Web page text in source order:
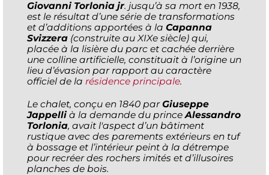
Giovanni Torlonia jr. jusqu’à sa mort en 1938,
est le résultat d’une série de transformations
et d’additions apportées à la Capanna
Svizzera (construite au XIXe siècle) qui,
placée à la lisière du parc et cachée derrière
une colline artificielle, constituait à l’origine un
lieu d’évasion par rapport au caractère
officiel de la résidence principale.
Le chalet, conçu en 1840 parGiuseppe
Jappelli à la demande du prince Alessandro
Torlonia, avait l'aspect d’un bâtiment
rustique avec des parements extérieurs en tuf
à bossage et l’intérieur peint à la détrempe
pour recréer des rochers imités et d’illusoires
planches de bois.